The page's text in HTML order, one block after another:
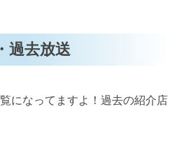
過去放送
になってますよ！過去の紹介店